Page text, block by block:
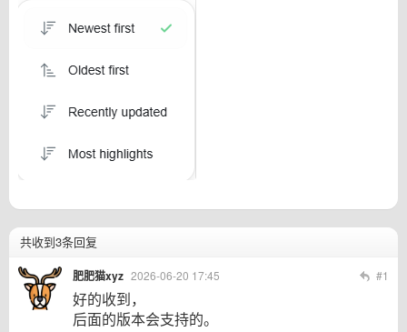
共收到3条回复
肥肥猫xyz 2026-06-20 17:45 #1
好的收到，
后面的版本会支持的。